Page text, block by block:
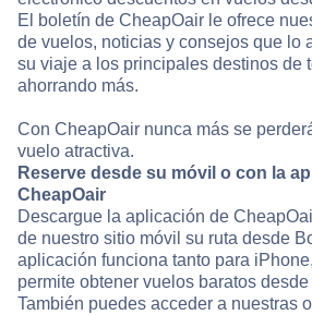
El boletín de CheapOair le ofrece
de vuelos, noticias y consejos que lo
su viaje a los principales destinos de
ahorrando más.
Con CheapOair nunca más se
vuelo atractiva.
Reserve desde su móvil o con la
CheapOair
Descargue la aplicación de
de nuestro sitio móvil su ruta desde
aplicación funciona tanto para
permite obtener vuelos baratos
También puedes acceder a nuestras